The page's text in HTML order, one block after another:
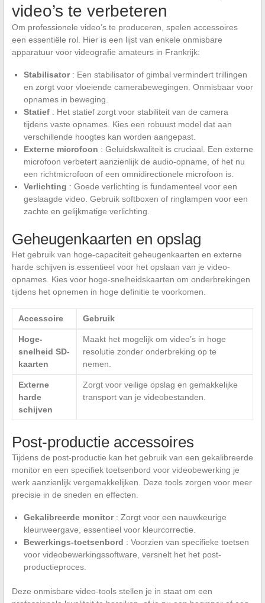
video’s te verbeteren
Om professionele video’s te produceren, spelen accessoires
een essentiële rol. Hier is een lijst van enkele onmisbare
apparatuur voor videografie amateurs in Frankrijk:
Stabilisator: Een stabilisator of gimbal vermindert trillingen
en zorgt voor vloeiende camerabewegingen. Onmisbaar voor
opnames in beweging.
Statief: Het statief zorgt voor stabiliteit van de camera
tijdens vaste opnames. Kies een robuust model dat aan
verschillende hoogtes kan worden aangepast.
Externe microfoon : Geluidskwaliteit is cruciaal. Een externe
microfoon verbetert aanzienlijk de audio-opname, of het nu
een richtmicrofoon of een omnidirectionele microfoon is.
Verlichting : Goede verlichting is fundamenteel voor een
geslaagde video. Gebruik softboxen of ringlampen voor een
zachte en gelijkmatige verlichting.
Geheugenkaarten en opslag
Het gebruik van hoge-capaciteit geheugenkaarten en externe
harde schijven is essentieel voor het opslaan van je video-
opnames. Kies voor hoge-snelheidskaarten om onderbrekingen
tijdens het opnemen in hoge definitie te voorkomen.
Accessoire Gebruik
Hoge-
snelheid SD-
kaarten
Maakt het mogelijk om video’s in hoge
resolutie zonder onderbreking op te
nemen.
Externe
harde
schijven
Zorgt voor veilige opslag en gemakkelijke
transport van je videobestanden.
Post-productie accessoires
Tijdens de post-productie kan het gebruik van een gekalibreerde
monitor en een specifiek toetsenbord voor videobewerking je
werk aanzienlijk vergemakkelijken. Deze tools zorgen voor meer
precisie in de sneden en effecten.
Gekalibreerde monitor: Zorgt voor een nauwkeurige
kleurweergave, essentieel voor kleurcorrectie.
Bewerkings-toetsenbord : Voorzien van specifieke toetsen
voor videobewerkingssoftware, versnelt het het post-
productieproces.
Deze onmisbare video-tools stellen je in staat om een